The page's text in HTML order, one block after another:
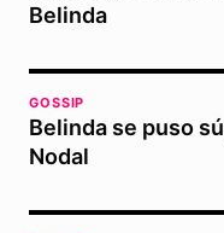
Belinda
GOSSIP
Belinda se puso
Nodal